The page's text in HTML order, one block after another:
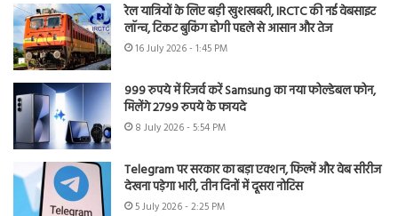
रेल यात्रियों के लिए बड़ी खुशखबरी, IRCTC की नई वेबसाइट
लॉन्च, टिकट बुकिंग होगी पहले से आसान और तेज
16 July 2026 - 1:45 PM
999 रुपये में रिजर्व करें Samsung का नया फोल्डेबल फोन,
मिलेंगे 2799 रुपये के फायदे
8 July 2026 - 5:54 PM
Telegram पर सरकार का बड़ा एक्शन, फिल्में और वेब सीरीज
देखना पड़ेगा भारी, तीन दिनों में दूसरा नोटिस
5 July 2026 - 2:25 PM